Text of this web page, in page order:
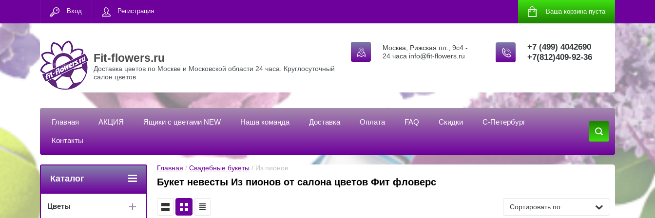
Вход Регистрация Ваша корзина пуста
Fit-flowers.ru
Доставка цветов по Москве и Московской области 24 часа. Круглосуточный
салон цветов
+7 (499) 4042690
+7(812)409-92-36
Москва, Рижская пл., 9с4 -
24 часа info@fit-flowers.ru
Главная АКЦИЯ Ящики с цветами NEW Наша команда Доставка Оплата FAQ Скидки С-Петербург
Контакты
Главная / Свадебные букеты / Из пионов
Букет невесты Из пионов от салона цветов Фит фловерс
Сортировать по:
Каталог
Цветы